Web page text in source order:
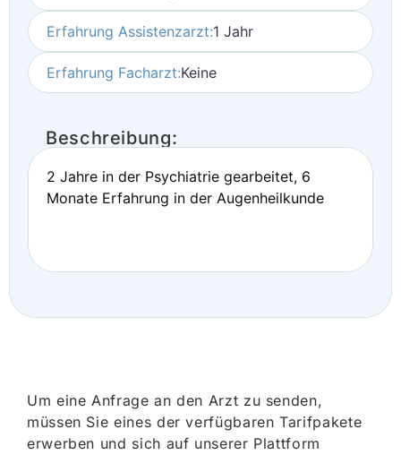
Erfahrung Assistenzarzt:1 Jahr
Erfahrung Facharzt:Keine
Beschreibung:
2 Jahre in der Psychiatrie gearbeitet, 6
Monate Erfahrung in der Augenheilkunde
Um eine Anfrage an den Arzt zu senden,
müssen Sie eines der verfügbaren Tarifpakete
erwerben und sich auf unserer Plattform